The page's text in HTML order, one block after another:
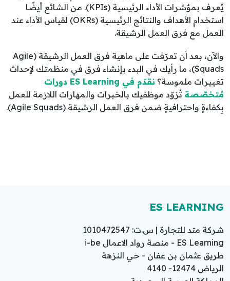
يُعرف بمؤشرات الأداء الرئيسية (KPIs). من الشائع أيضًا
استخدام الأهداف والنتائج الرئيسية (OKRs) لقياس الأداء عند
العمل مع فرق العمل الرشيقة.
والآن، بعد أن تعرّفت على ماهية فرق العمل الرشيقة (Agile
Squads)، ما رأيك في البدء بإنشاء فرق في منظمتك لإحداث
تغييرات ملموسة؟
نقدّم في ES Learning دورات
مُتخصّصة تُزوّد موظفيك بالخبرات والمهارات اللازمة للعمل
بِكفاءةٍ واحترافيةٍ ضمن فرق العمل الرشيقة (Agile Squads).
ES LEARNING
شركة متد للتجارة | س.ت: 1010472547
ES Learning - منصة رواد الاعمال i-be
طريق عثمان بن عفان - حي النزهة
الرياض 12474- 4140